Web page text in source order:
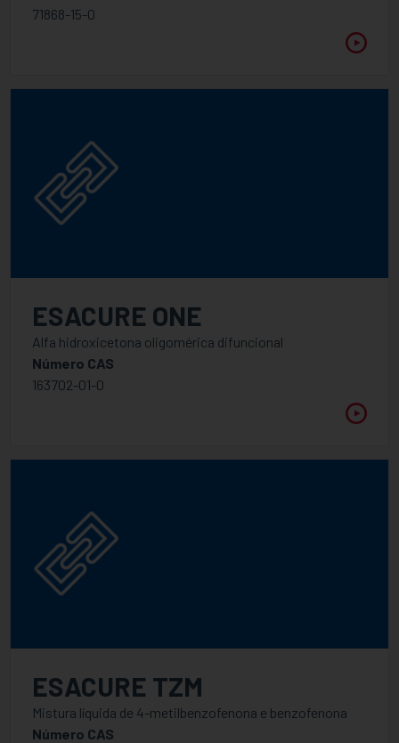
71868-15-0
ESACURE ONE
Alfa hidroxicetona oligomérica difuncional
Número CAS
163702-01-0
ESACURE TZM
Mistura líquida de 4-metilbenzofenona e benzofenona
Número CAS